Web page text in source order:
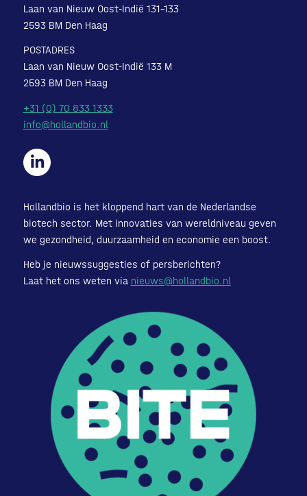
Laan van Nieuw Oost-Indië 131-133
2593 BM Den Haag
POSTADRES
Laan van Nieuw Oost-Indië 133 M
2593 BM Den Haag
+31 (0) 70 833 1333
info@hollandbio.nl
Hollandbio is het kloppend hart van de Nederlandse
biotech sector. Met innovaties van wereldniveau geven
we gezondheid, duurzaamheid en economie een boost.
Heb je nieuwssuggesties of persberichten?
Laat het ons weten via nieuws@hollandbio.nl